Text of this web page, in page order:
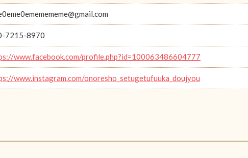
7215-8970
www.facebook.com/profile.php?id=100063486604777
www.instagram.com/onoresho_setugetufuuka_doujyou